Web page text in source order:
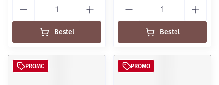
Bestel Bestel
PROMO PROMO